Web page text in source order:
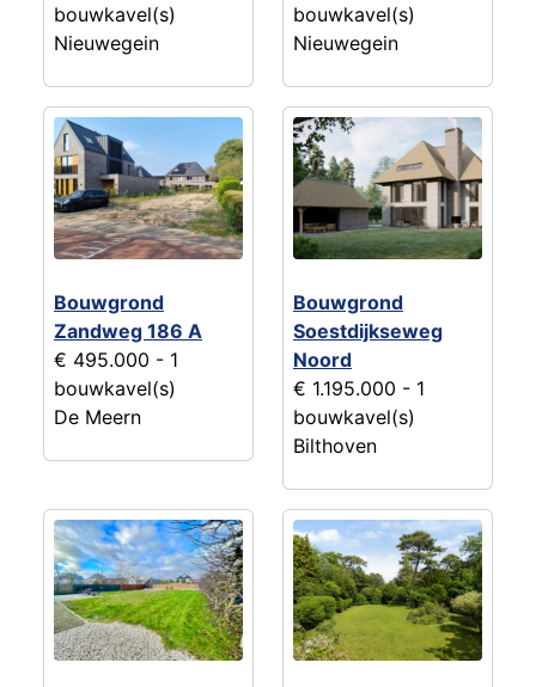
bouwkavel(s)
Nieuwegein
bouwkavel(s)
Nieuwegein
Bouwgrond
Zandweg 186 A
€ 495.000 - 1
bouwkavel(s)
De Meern
Bouwgrond
Soestdijkseweg
Noord
€ 1.195.000 - 1
bouwkavel(s)
Bilthoven